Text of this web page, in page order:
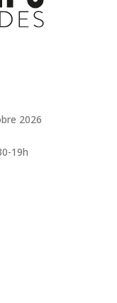
2026
19h